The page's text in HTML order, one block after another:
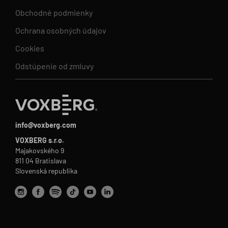
info@voxberg.com
VOXBERG s.r.o.
Majakovského 9
811 04 Bratislava
Slovenská republika
Obchodné podmienky
Ochrana osobných údajov
Cookies
Odstúpenie od zmluvy